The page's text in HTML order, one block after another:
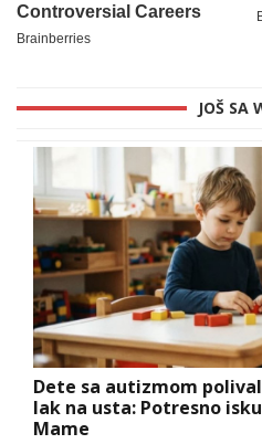
JOŠ SA
Dete sa autizmom
lak na usta: Potresno
Mame